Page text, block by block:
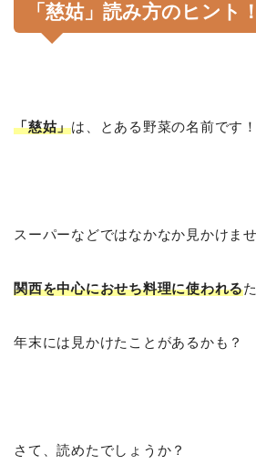
「慈姑」読み方のヒント！
「慈姑」は、とある野菜の名前です！
スーパーなどではなかなか見かけませ
関西を中心におせち料理に使われる
年末には見かけたことがあるかも？
さて、読めたでしょうか？